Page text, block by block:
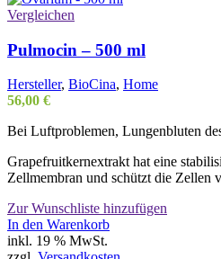
Vergleichen
Pulmocin – 500 ml
Hersteller, BioCina, Home
56,00 €
Bei Luftproblemen, Lungenbluten
Grapefruitkernextrakt hat eine
Zellmembran und schützt die Zellen
Zur Wunschliste hinzufügen
In den Warenkorb
inkl. 19 % MwSt.